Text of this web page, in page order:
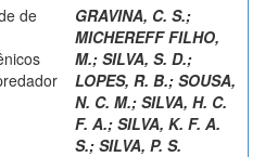
de
GRAVINA, C. S.;
MICHEREFF FILHO,
M.; SILVA, S. D.;
LOPES, R. B.; SOUSA,
N. C. M.; SILVA, H. C.
F. A.; SILVA, K. F. A.
S.; SILVA, P. S.